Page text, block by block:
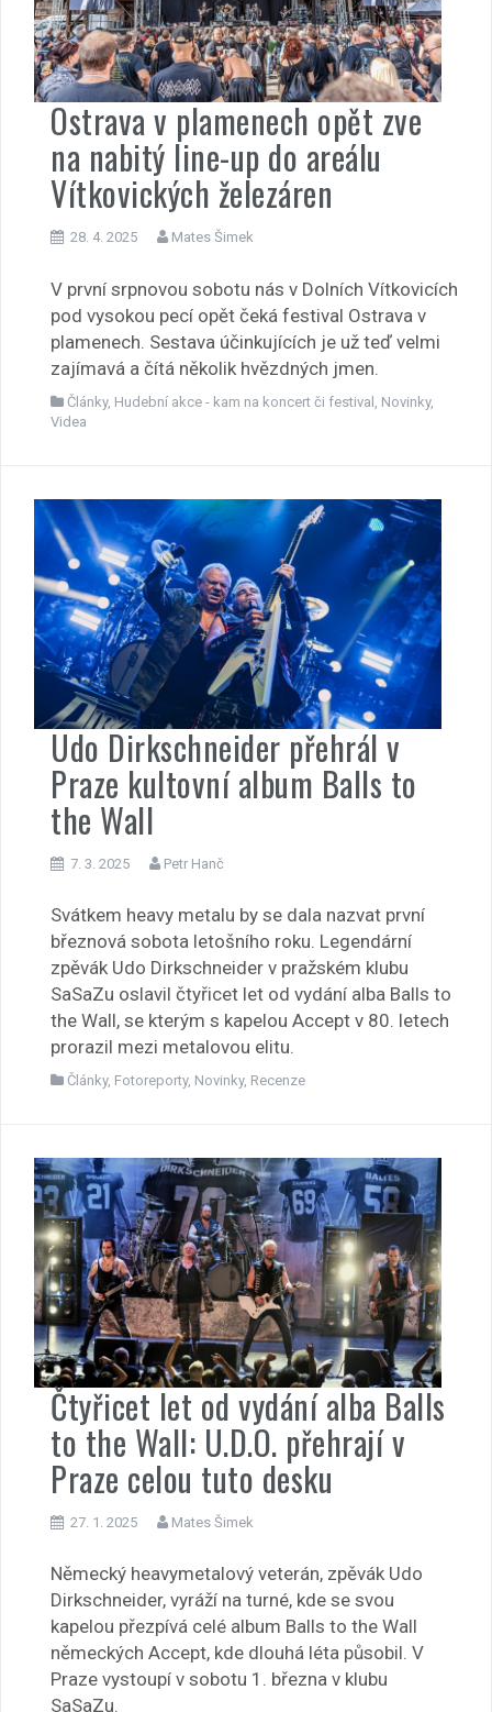
Ostrava v plamenech opět zve
na nabitý line-up do areálu
Vítkovických železáren
28. 4. 2025 Mates Šimek
V první srpnovou sobotu nás v Dolních Vítkovicích
pod vysokou pecí opět čeká festival Ostrava v
plamenech. Sestava účinkujících je už teď velmi
zajímavá a čítá několik hvězdných jmen.
Články, Hudební akce - kam na koncert či festival Novinky,
Videa
Udo Dirkschneider přehrál v
Praze kultovní album Balls to
the Wall
7. 3. 2025 Petr Hanč
Svátkem heavy metalu by se dala nazvat první
březnová sobota letošního roku. Legendární
zpěvák Udo Dirkschneider v pražském klubu
SaSaZu oslavil čtyřicet let od vydání alba Balls to
the Wall, se kterým s kapelou Accept v 80. letech
prorazil mezi metalovou elitu.
Články, Fotoreporty, Novinky, Recenze
Čtyřicet let od vydání alba Balls
to the Wall: U.D.O. přehrají v
Praze celou tuto desku
27. 1. 2025 Mates Šimek
Německý heavymetalový veterán, zpěvák Udo
Dirkschneider, vyráží na turné, kde se svou
kapelou přezpívá celé album Balls to the Wall
německých Accept, kde dlouhá léta působil. V
Praze vystoupí v sobotu 1. března v klubu
SaSaZu.